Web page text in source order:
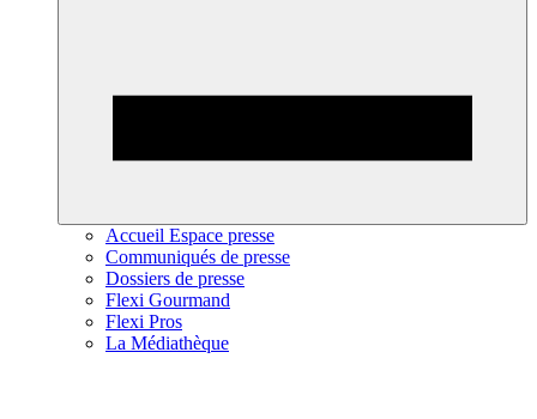
Accueil Espace presse
Communiqués de presse
Dossiers de presse
Flexi Gourmand
Flexi Pros
La Médiathèque